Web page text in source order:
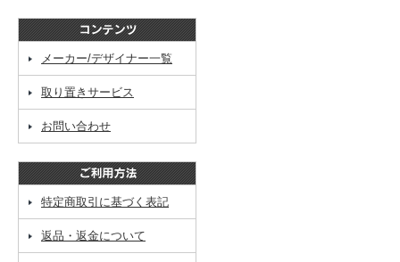
メーカー/デザイナー一覧
取り置きサービス
お問い合わせ
特定商取引に基づく表記
返品・返金について